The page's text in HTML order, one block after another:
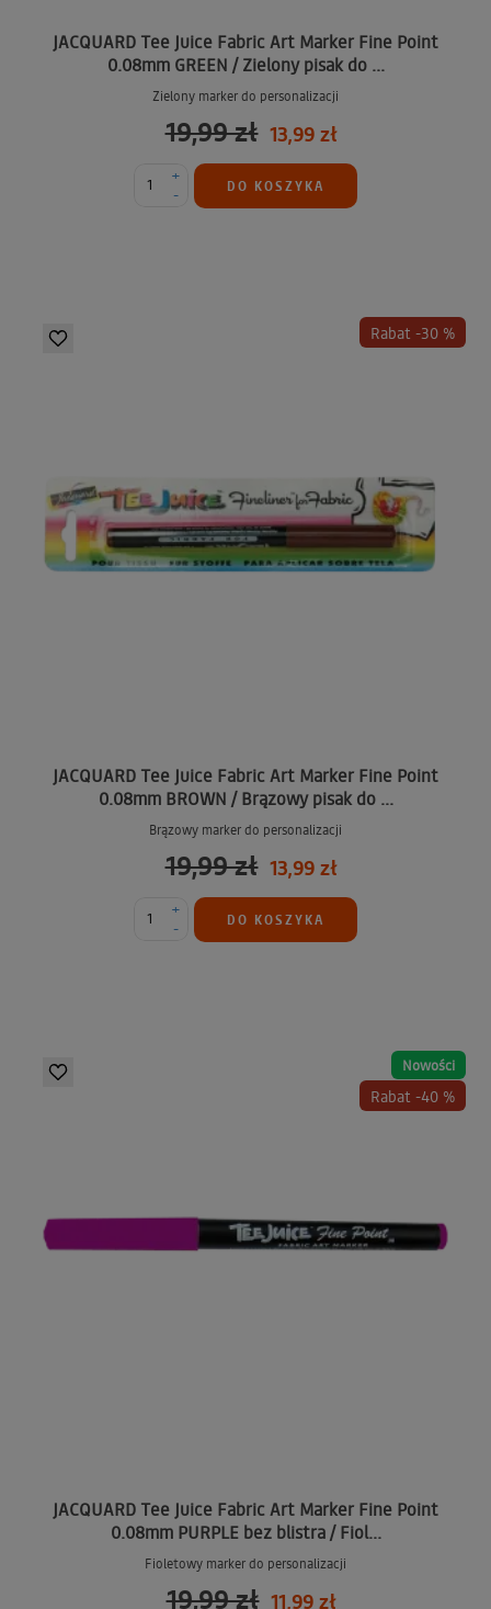
JACQUARD Tee Juice Fabric Art Marker Fine Point
0.08mm GREEN / Zielony pisak do ...
Zielony marker do personalizacji
19,99 zł 13,99 zł
-
+
DO KOSZYKA
Rabat -30 %
JACQUARD Tee Juice Fabric Art Marker Fine Point
0.08mm BROWN / Brązowy pisak do ...
Brązowy marker do personalizacji
19,99 zł 13,99 zł
-
+
DO KOSZYKA
Nowości
Rabat -40 %
JACQUARD Tee Juice Fabric Art Marker Fine Point
0.08mm PURPLE bez blistra / Fiol...
Fioletowy marker do personalizacji
19,99 zł 11,99 zł